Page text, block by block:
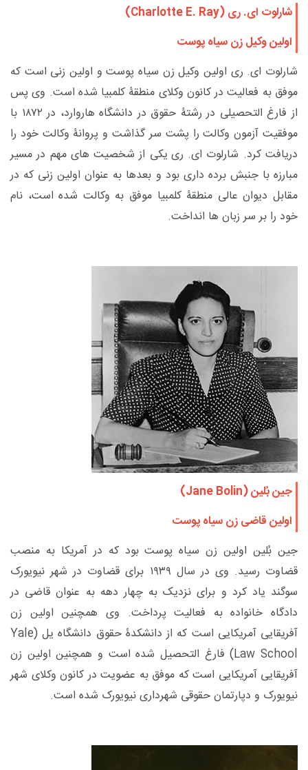
شارلوت ای. ری (Charlotte E. Ray
)
اولین وکیل زن سیاه پوست
شارلوت ای. ری اولین وکیل زن سیاه پوست و اولین زنی است که
موفق به فعالیت در کانون وکلای منطقۀ کلمبیا شده است. وی پس
از فارغ التحصیلی در رشتۀ حقوق در دانشگاه هاروارد، در ۱۸۷۲ با
موفقیت آزمون وکالت را پشت سر گذاشت و پروانۀ وکالت خود را
دریافت کرد. شارلوت ای. ری یکی از شخصیت های مهم در مسیر
مبارزه با جنبش برده داری بود و بعدها به عنوان اولین زنی که در
مقابل دیوان عالی منطقۀ کلمبیا موفق به وکالت شده است، نام
خود را بر سر زبان ها انداخت.
جین بُلین (Jane Bolin
)
اولین قاضی زن سیاه پوست
جین بُلین اولین زن سیاه پوست بود که در آمریکا به منصب
قضاوت رسید. وی در سال ۱۹۳۹ برای قضاوت در شهر نیویورک
سوگند یاد کرد و برای نزدیک به چهار دهه به عنوان قاضی در
دادگاه خانواده به فعالیت پرداخت. وی همچنین اولین زن
آفریقایی آمریکایی است که از دانشکدۀ حقوق دانشگاه یل (Yale
Law School) فارغ التحصیل شده است و همچنین اولین زن
آفریقایی آمریکایی است که موفق به عضویت در کانون وکلای شهر
نیویورک و دپارتمان حقوقی شهرداری نیویورک شده است.